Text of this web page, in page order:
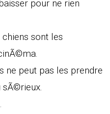
pour ne rien
sont les
ne peut pas les prendre